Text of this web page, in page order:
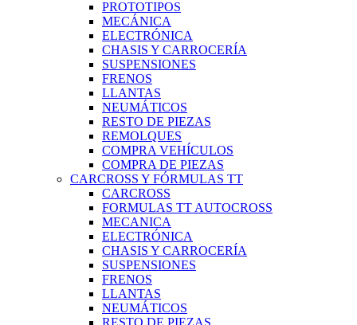
PROTOTIPOS
MECÁNICA
ELECTRÓNICA
CHASIS Y CARROCERÍA
SUSPENSIONES
FRENOS
LLANTAS
NEUMÁTICOS
RESTO DE PIEZAS
REMOLQUES
COMPRA VEHÍCULOS
COMPRA DE PIEZAS
CARCROSS Y FÓRMULAS TT
CARCROSS
FORMULAS TT AUTOCROSS
MECANICA
ELECTRÓNICA
CHASIS Y CARROCERÍA
SUSPENSIONES
FRENOS
LLANTAS
NEUMÁTICOS
RESTO DE PIEZAS